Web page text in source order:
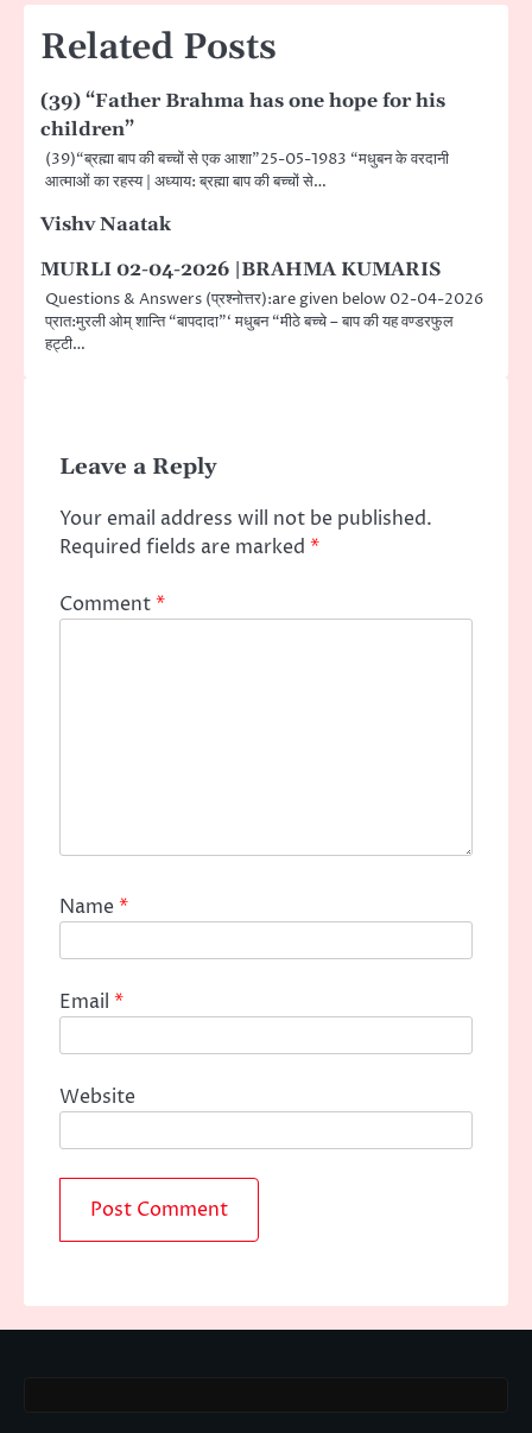
Related Posts
(39) “Father Brahma has one hope for his
children”
(39)“ब्रह्मा बाप की बच्चों से एक आशा”25-05-1983 “मधुबन के वरदानी
आत्माओं का रहस्य | अध्याय: ब्रह्मा बाप की बच्चों से…
Vishv Naatak
MURLI 02-04-2026 |BRAHMA KUMARIS
Questions & Answers (प्रश्नोत्तर):are given below 02-04-2026
प्रात:मुरली ओम् शान्ति “बापदादा”‘ मधुबन “मीठे बच्चे – बाप की यह वण्डरफुल
हट्टी…
Leave a Reply
Your email address will not be published.
Required fields are marked *
Comment*
Name*
Email *
Website